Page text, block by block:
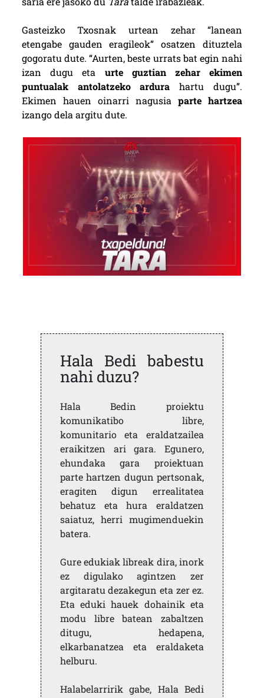
Gasteizko Txosnak urtean zehar “lanean
etengabe gauden eragileok” osatzen dituztela
gogoratu dute. “Aurten, beste urrats bat egin nahi
izan dugu eta urte guztian zehar ekimen
puntualak antolatzeko ardura hartu dugu”.
Ekimen hauen oinarri nagusia parte hartzea
izango dela argitu dute.
Hala Bedi babestu
nahi duzu?
Hala Bedin proiektu
komunikatibo libre,
komunitario eta eraldatzailea
eraikitzen ari gara. Egunero,
ehundaka gara proiektuan
parte hartzen dugun pertsonak,
eragiten digun errealitatea
behatuz eta hura eraldatzen
saiatuz, herri mugimenduekin
batera.
Gure edukiak libreak dira, inork
ez digulako agintzen zer
argitaratu dezakegun eta zer ez.
Eta eduki hauek dohainik eta
modu libre batean zabaltzen
ditugu, hedapena,
elkarbanatzea eta eraldaketa
helburu.
Halabelarririk gabe, Hala Bedi